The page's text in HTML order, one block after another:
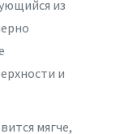
из
и
мягче,